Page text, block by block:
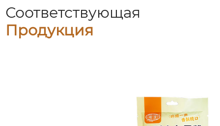
Соответствующая
Продукция